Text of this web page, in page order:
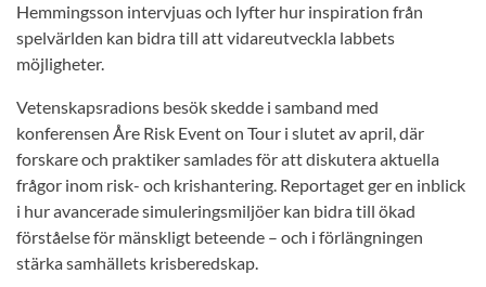
Hemmingsson intervjuas och lyfter hur inspiration från
spelvärlden kan bidra till att vidareutveckla labbets
möjligheter.
Vetenskapsradions besök skedde i samband med
konferensen Åre Risk Event on Tour i slutet av april, där
forskare och praktiker samlades för att diskutera aktuella
frågor inom risk- och krishantering. Reportaget ger en inblick
i hur avancerade simuleringsmiljöer kan bidra till ökad
förståelse för mänskligt beteende – och i förlängningen
stärka samhällets krisberedskap.